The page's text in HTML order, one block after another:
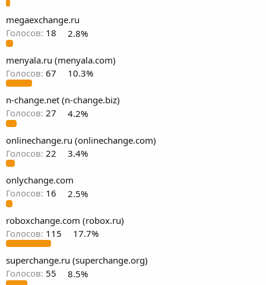
megaexchange.ru
Голосов: 18 2.8%
menyala.ru (menyala.com)
Голосов: 67 10.3%
n-change.net (n-change.biz)
Голосов: 27 4.2%
onlinechange.ru (onlinechange.com)
Голосов: 22 3.4%
onlychange.com
Голосов: 16 2.5%
roboxchange.com (robox.ru)
Голосов: 115 17.7%
superchange.ru (superchange.org)
Голосов: 55 8.5%